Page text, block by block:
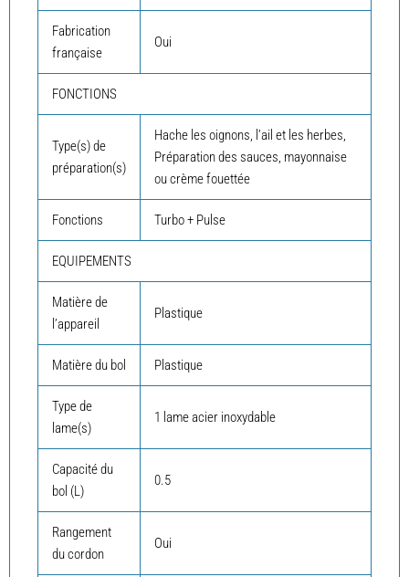
Fabrication
française
Oui
FONCTIONS
Type(s) de
préparation(s)
Hache les oignons, l’ail et les herbes,
Préparation des sauces, mayonnaise
ou crème fouettée
Fonctions Turbo + Pulse
EQUIPEMENTS
Matière de
l’appareil
Plastique
Matière du bol Plastique
Type de
lame(s)
1 lame acier inoxydable
Capacité du
bol (L)
0.5
Rangement
du cordon
Oui